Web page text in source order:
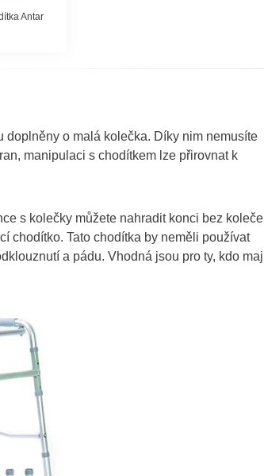
Antar
o malá kolečka. Díky nim nemusíte
manipulaci s chodítkem lze přirovnat k
s kolečky můžete nahradit konci bez
chodítko. Tato chodítka by neměli používat
a pádu. Vhodná jsou pro ty, kdo